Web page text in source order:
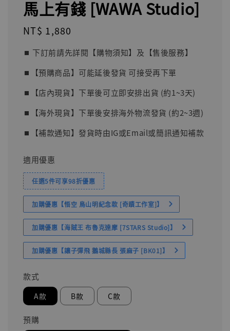
馬上有錢 [WAWA Studio]
Regular
NT$ 1,880
⏹︎ 下訂前請先詳閱【購物須知】及【售後服務】
⏹︎【預購商品】可能延後發貨 可接受再下單
⏹︎【店內現貨】下單後可立即安排出貨 (約1~3天)
⏹︎【海外現貨】下單後安排海外物流發貨 (約2~3週)
⏹︎【補款通知】發貨時由IG或Email或簡訊通知補款
適用優惠
任選5件可享98折優惠
加購優惠【悟空 鳥山明紀念款 [奇蹟工作室]】
加購優惠【海賊王 布魯克達摩 [7STARS Studio]】
加購優惠【讓子彈飛 鵝城縣長 張麻子 [BK01]】
款式
A款 B款 C款
預購